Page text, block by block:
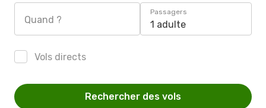
Quand ?
Passagers
1 adulte
Vols directs
Rechercher des vols